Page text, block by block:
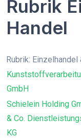
Rubrik
Handel
Rubrik: Einzelhandel
GmbH
Schielein Holding
& Co.
KG